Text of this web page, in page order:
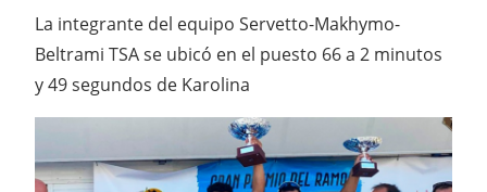
La integrante del equipo Servetto-Makhymo-
Beltrami TSA se ubicó en el puesto 66 a 2 minutos
y 49 segundos de Karolina